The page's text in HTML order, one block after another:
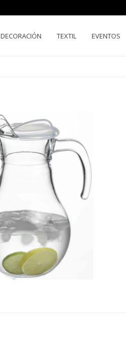
DECORACIÓN TEXTIL EVENTOS